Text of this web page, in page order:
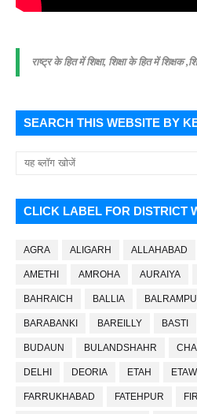
राष्ट्र के हित में शिक्षा, शिक्षा के हित में शिक्षक
SEARCH THIS WEBSITE BY
CLICK LABEL FOR DISTRICT
AGRA ALIGARH ALLAHABAD
AMETHI AMROHA AURAIYA
BAHRAICH BALLIA
BARABANKI BAREILLY BASTI
BUDAUN BULANDSHAHR
DELHI DEORIA ETAH
FARRUKHABAD FATEHPUR